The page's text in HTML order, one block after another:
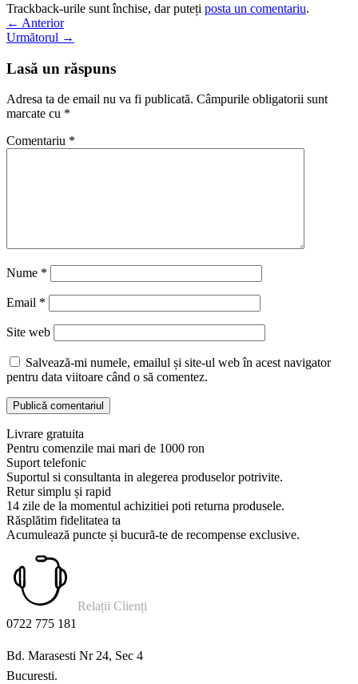
Trackback-urile sunt închise, dar puteți posta un comentariu.
← Anterior
Următorul →
Lasă un răspuns
Adresa ta de email nu va fi publicată. Câmpurile obligatorii sunt
marcate cu *
Comentariu *
Nume *
Email *
Site web
Salvează-mi numele, emailul și site-ul web în acest navigator
pentru data viitoare când o să comentez.
Livrare gratuita
Pentru comenzile mai mari de 1000 ron
Suport telefonic
Suportul si consultanta in alegerea produselor potrivite.
Retur simplu și rapid
14 zile de la momentul achizitiei poti returna produsele.
Răsplătim fidelitatea ta
Acumulează puncte și bucură-te de recompense exclusive.
Relații Clienți
0722 775 181
Bd. Marasesti Nr 24, Sec 4
Bucuresti.